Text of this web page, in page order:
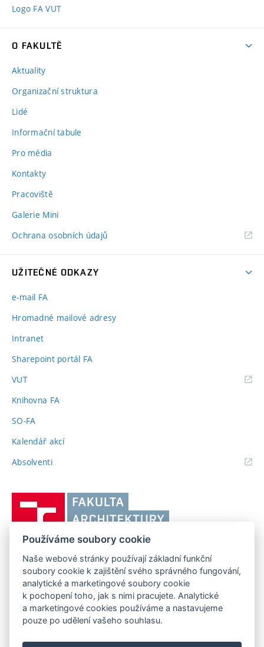
Logo FA VUT
O FAKULTĚ
Aktuality
Organizační struktura
Lidé
Informační tabule
Pro média
Kontakty
Pracoviště
Galerie Mini
Ochrana osobních údajů
UŽITEČNÉ ODKAZY
e-mail FA
Hromadné mailové adresy
Intranet
Sharepoint portál FA
VUT(externí
Knihovna FA
SO-FA
Kalendář akcí
Absolventi(externí
Brně,
Fakulta
architektury
FAKULTA ARCHITEKTURY VUT V BRNĚ
Poříčí 273/5, 639 00 Brno
Telefon: 54114 6600
www.fa.vutbr.cz
info@fa.vutbr.cz
Používáme soubory cookie
Naše webové stránky používají základní funkční
soubory cookie k zajištění svého správného fungování,
analytické a marketingové soubory cookie
k pochopení toho, jak s nimi pracujete. Analytické
a marketingové cookies používáme a nastavujeme
pouze po udělení vašeho souhlasu.